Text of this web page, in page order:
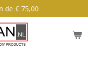
de € 75,00